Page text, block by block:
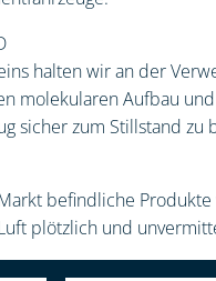
halten wir an der
molekularen Aufbau
sicher zum Stillstand
befindliche
plötzlich und